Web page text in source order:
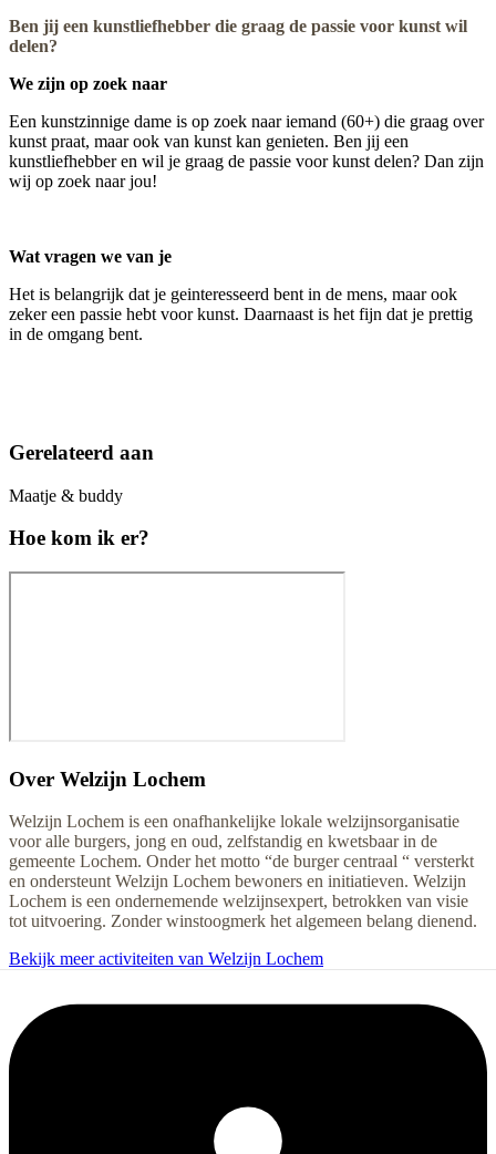
Ben jij een kunstliefhebber die graag de passie voor kunst wil
delen?
We zijn op zoek naar
Een kunstzinnige dame is op zoek naar iemand (60+) die graag over
kunst praat, maar ook van kunst kan genieten. Ben jij een
kunstliefhebber en wil je graag de passie voor kunst delen? Dan zijn
wij op zoek naar jou!
Wat vragen we van je
Het is belangrijk dat je geinteresseerd bent in de mens, maar ook
zeker een passie hebt voor kunst. Daarnaast is het fijn dat je prettig
in de omgang bent.
Gerelateerd aan
Maatje & buddy
Hoe kom ik er?
Over Welzijn Lochem
Welzijn Lochem is een onafhankelijke lokale welzijnsorganisatie
voor alle burgers, jong en oud, zelfstandig en kwetsbaar in de
gemeente Lochem. Onder het motto “de burger centraal “ versterkt
en ondersteunt Welzijn Lochem bewoners en initiatieven. Welzijn
Lochem is een ondernemende welzijnsexpert, betrokken van visie
tot uitvoering. Zonder winstoogmerk het algemeen belang dienend.
Bekijk meer activiteiten van Welzijn Lochem